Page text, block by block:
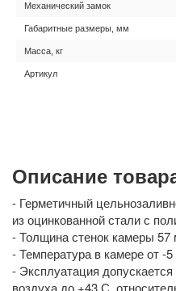
Механический замок
Габаритные размеры, мм
Масса, кг
Артикул
Описание
- Герметичный
из оцинкованной стали с
- Толщина стенок камеры 57
- Температура в камере от -
- Эксплуатация